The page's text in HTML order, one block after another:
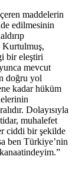
maddelerin
edilmesinin
Kurtulmuş,
bir eleştiri
mevcut
doğru yol
kadar hüküm
Dolayısıyla
muhalefet
ciddi bir şekilde
ben Türkiye’nin